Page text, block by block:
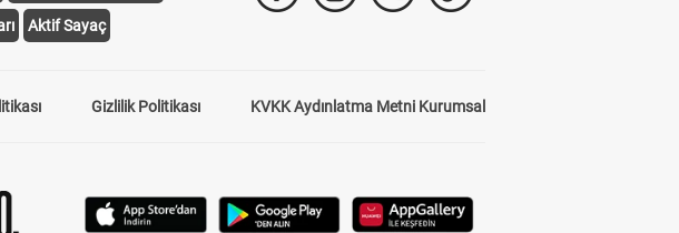
Aktif Sayaç
Gizlilik Politikası KVKK Aydınlatma Metni Kurumsal